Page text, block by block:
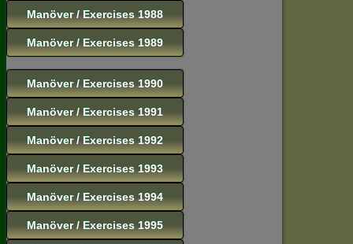
Manöver / Exercises 1988
Manöver / Exercises 1989
Manöver / Exercises 1990
Manöver / Exercises 1991
Manöver / Exercises 1992
Manöver / Exercises 1993
Manöver / Exercises 1994
Manöver / Exercises 1995